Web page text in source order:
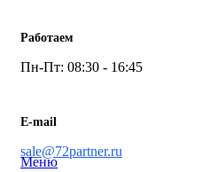
Работаем
Пн-Пт: 08:30 - 16:45
E-mail
sale@72partner.ru
Меню